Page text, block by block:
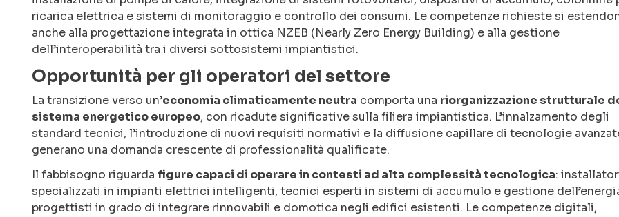
ricarica elettrica e sistemi di monitoraggio e controllo dei consumi. Le competenze richieste si
anche alla progettazione integrata in ottica NZEB (Nearly Zero Energy Building) e alla gestione
dell’interoperabilità tra i diversi sottosistemi impiantistici.
Opportunità per gli operatori del settore
La transizione verso un’economia climaticamente neutra comporta una riorganizzazione strutturale
sistema energetico europeo, con ricadute significative sulla filiera impiantistica. L’innalzamento degli
standard tecnici, l’introduzione di nuovi requisiti normativi e la diffusione capillare di tecnologie
generano una domanda crescente di professionalità qualificate.
Il fabbisogno riguarda figure capaci di operare in contesti ad alta complessità tecnologica:
specializzati in impianti elettrici intelligenti, tecnici esperti in sistemi di accumulo e gestione
progettisti in grado di integrare rinnovabili e domotica negli edifici esistenti. Le competenze digitali,